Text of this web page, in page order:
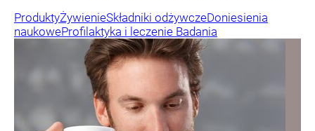
ProduktyŻywienieSkładniki odżywczeDoniesienia
naukoweProfilaktyka i leczenie Badania